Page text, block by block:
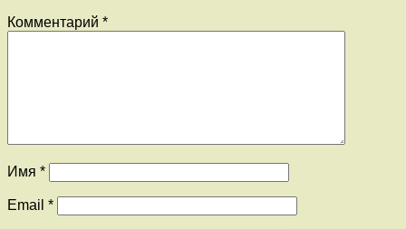
Комментарий *
Имя *
Email *